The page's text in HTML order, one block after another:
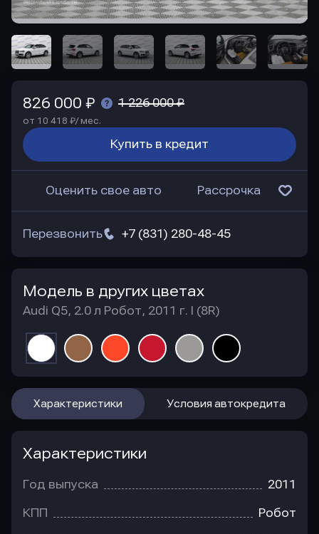
826 000 ₽ 1 226 000 ₽
от 10 418 ₽/ мес.
Купить в кредит
Оценить свое авто Рассрочка
+7 (831) 280-48-45
Перезвонить
Модель в других цветах
Audi Q5, 2.0 л Робот, 2011 г. I (8R)
Характеристики Условия автокредита
Характеристики
Год выпуска 2011
КПП Робот